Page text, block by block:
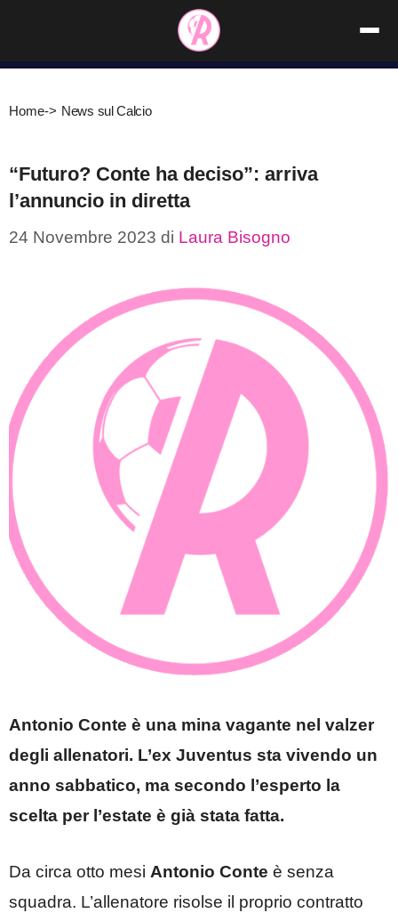
contenuto
Home-> News sul Calcio
“Futuro? Conte ha deciso”: arriva
l’annuncio in diretta
24 Novembre 2023 di Laura Bisogno
Antonio Conte è una mina vagante nel valzer
degli allenatori. L’ex Juventus sta vivendo un
anno sabbatico, ma secondo l’esperto la
scelta per l’estate è già stata fatta.
Da circa otto mesi Antonio Conte è senza
squadra. L’allenatore risolse il proprio contratto